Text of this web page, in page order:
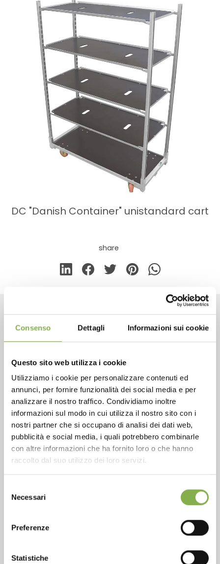
Consenso Dettagli Informazioni sui cookie
Questo sito web utilizza i cookie
Utilizziamo i cookie per personalizzare contenuti ed
annunci, per fornire funzionalità dei social media e per
analizzare il nostro traffico. Condividiamo inoltre
informazioni sul modo in cui utilizza il nostro sito con i
nostri partner che si occupano di analisi dei dati web,
pubblicità e social media, i quali potrebbero combinarle
con altre informazioni che ha fornito loro o che hanno
raccolto dal suo utilizzo dei loro servizi.
delNecessari
Preferenze
Statistiche
DC "Danish Container" unistandard cart
share
CONTACTS
Phone
From monday to friday
+1 904 294 5920
SERVICES